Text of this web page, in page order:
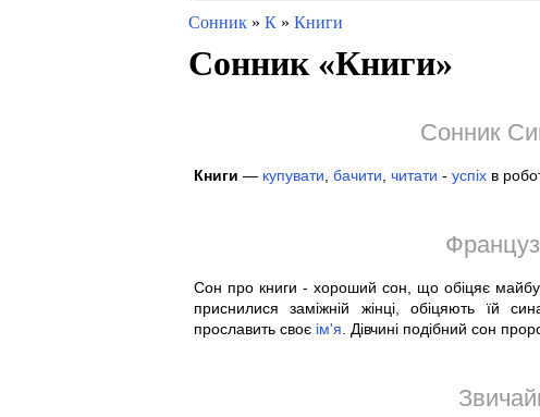
Сонник» К» Книги
Сонник «Книги»
Сонник
Книги — купувати бачити читати - успіхв
Сон про книги - хороший сон, що обіцяє
приснилися заміжній жінці, обіцяють їй
прославить своє ім'я . Дівчині подібний сон